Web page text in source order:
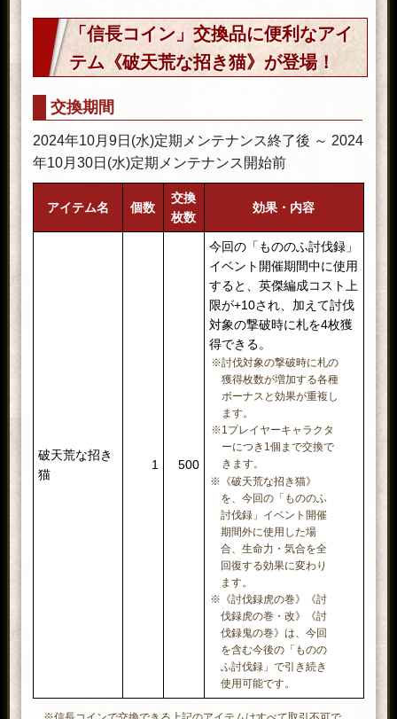
銀九十九箱・戦神
「九十九の力」(銀枠)がついた武器
を1つ選んで取り出せる。
「鬼神の証」「護神の証」「智神の
証」
銀九十九箱・英雄
「軍師の証」「豪傑の証」「義侠の
証」
※《九十九金銀札・壱》から入手できるアイテムは、全て取引不
※各アイテムの出現確率は、ゲーム内にて確率の表記をご確認く
名簿一：ア行の英傑
名簿二：カ行の英傑
名簿三：サ行の英傑
名簿四：タ行、ナ行の英傑
名簿五：ハ行の英傑
名簿六：マ行、ヤ行、ラ行、ワ行の英傑
名簿七：家臣
●ボーナス対象英傑/家臣のスケジュール
名簿一：10月10日 10月17日 10月24日
名簿二：10月11日 10月18日 10月25日
名簿三：10月12日 10月19日 10月26日
名簿四：10月13日 10月20日 10月27日
名簿五：10月14日 10月21日 10月28日
名簿六：10月15日 10月22日 10月29日 10月30日
名簿七：10月9日 10月16日 10月23日
※ボーナス英傑/家臣は毎日6:00に切り替わります。
※ボーナス効果量については、《からくり爛漫》のメニューから
「信長コイン」交換品に便利なアイ
テム《破天荒な招き猫》が登場！
交換期間
2024年10月9日(水)定期メンテナンス終了後 ～ 2024
年10月30日(水)定期メンテナンス開始前
アイテム名 個数
交換
枚数
効果・内容
破天荒な招き
猫
1 500
今回の「もののふ討伐録」
イベント開催期間中に使用
すると、英傑編成コスト上
限が+10され、加えて討伐
対象の撃破時に札を4枚獲
得できる。
※討伐対象の撃破時に札の
獲得枚数が増加する各種
ボーナスと効果が重複し
ます。
※1プレイヤーキャラクタ
ーにつき1個まで交換で
きます。
※《破天荒な招き猫》
を、今回の「もののふ
討伐録」イベント開催
期間外に使用した場
合、生命力・気合を全
回復する効果に変わり
ます。
※《討伐録虎の巻》《討
伐録虎の巻・改》《討
伐録鬼の巻》は、今回
を含む今後の「ものの
ふ討伐録」で引き続き
使用可能です。